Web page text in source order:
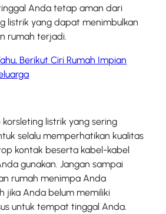
Anda tetap aman dari
listrik yang dapat menimbulkan
rumah terjadi.
Berikut Ciri Rumah Impian
listrik yang sering
selalu memperhatikan kualitas
kontak beserta kabel-kabel
gunakan. Jangan sampai
rumah menimpa Anda
jika Anda belum memiliki
untuk tempat tinggal Anda.